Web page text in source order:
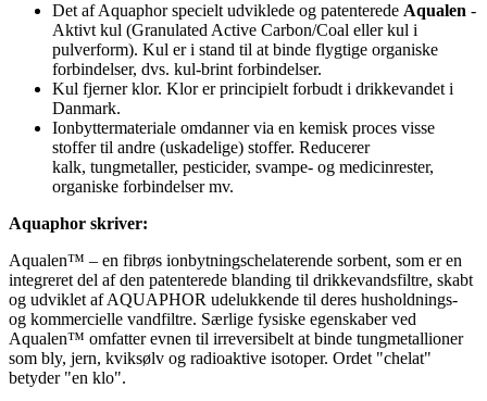
Det af Aquaphor specielt udviklede og patenterede Aqualen -
Aktivt kul (Granulated Active Carbon/Coal eller kul i
pulverform). Kul er i stand til at binde flygtige organiske
forbindelser, dvs. kul-brint forbindelser.
Kul fjerner klor. Klor er principielt forbudt i drikkevandet i
Danmark.
Ionbyttermateriale omdanner via en kemisk proces visse
stoffer til andre (uskadelige) stoffer. Reducerer
kalk, tungmetaller, pesticider, svampe- og medicinrester,
organiske forbindelser mv.
Aquaphor skriver:
Aqualen™ – en fibrøs ionbytningschelaterende sorbent, som er en
integreret del af den patenterede blanding til drikkevandsfiltre, skabt
og udviklet af AQUAPHOR udelukkende til deres husholdnings-
og kommercielle vandfiltre. Særlige fysiske egenskaber ved
Aqualen™ omfatter evnen til irreversibelt at binde tungmetallioner
som bly, jern, kviksølv og radioaktive isotoper. Ordet "chelat"
betyder "en klo".